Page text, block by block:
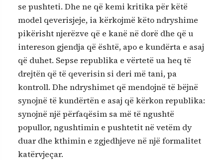
se pushteti. Dhe ne që kemi kritika për këtë
model qeverisjeje, ia kërkojmë këto ndryshime
pikërisht njerëzve që e kanë në dorë dhe që u
intereson gjendja që është, apo e kundërta e asaj
që duhet. Sepse republika e vërtetë ua heq të
drejtën që të qeverisin si deri më tani, pa
kontroll. Dhe ndryshimet që mendojnë të bëjnë
synojnë të kundërtën e asaj që kërkon republika:
synojnë një përfaqësim sa më të ngushtë
popullor, ngushtimin e pushtetit në vetëm dy
duar dhe kthimin e zgjedhjeve në një formalitet
katërvjeçar.